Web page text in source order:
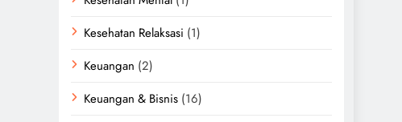
Kesehatan Relaksasi (1)
Keuangan (2)
Keuangan & Bisnis (16)